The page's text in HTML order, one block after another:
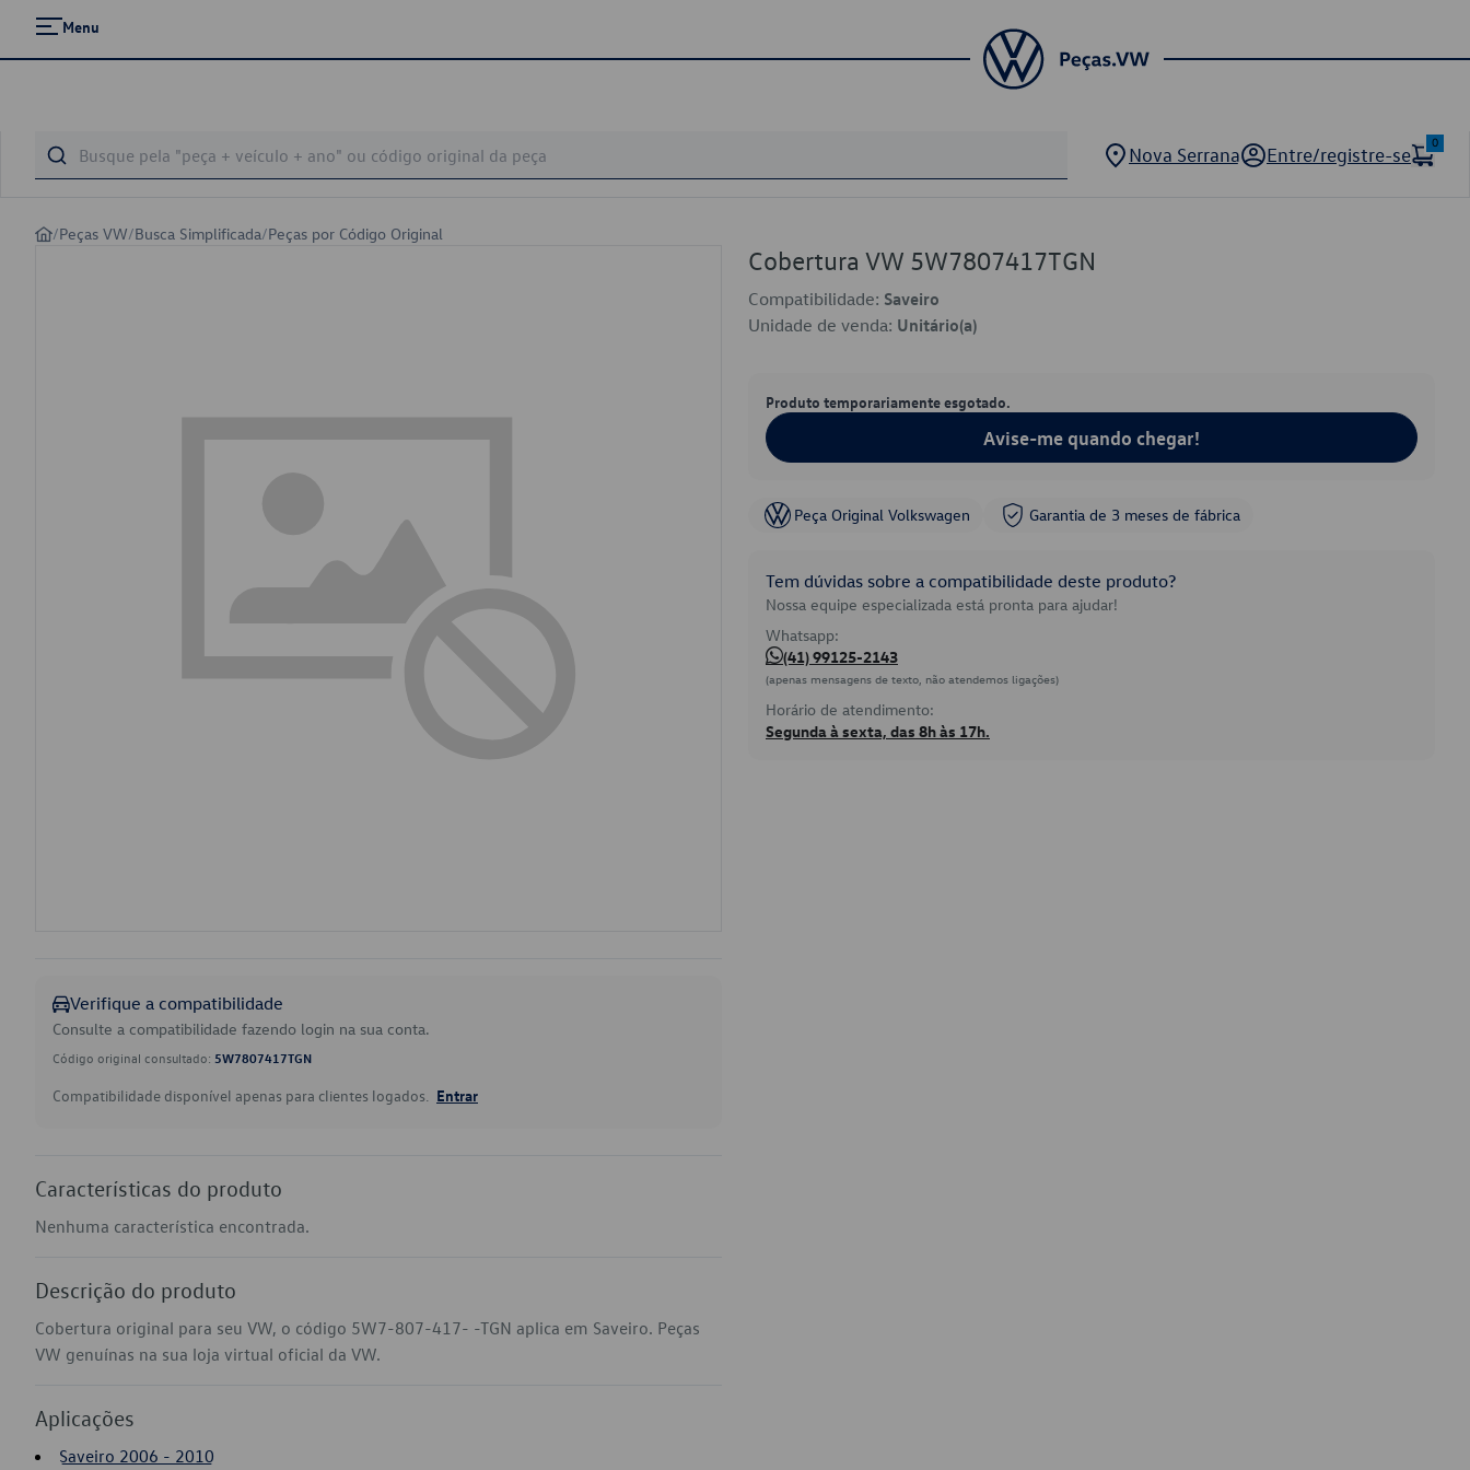
Menu
Nova Serrana Entre/registre-se
0
/Peças VW/Busca Simplificada/Peças por Código Original
Verifique a compatibilidade
Consulte a compatibilidade fazendo login na sua conta.
Código original consultado: 5W7807417TGN
Compatibilidade disponível apenas para clientes logados. Entrar
Características do produto
Nenhuma característica encontrada.
Descrição do produto
Cobertura original para seu VW, o código 5W7-807-417- -TGN aplica em Saveiro. Peças
VW genuínas na sua loja virtual oficial da VW.
Aplicações
Saveiro 2006 - 2010
Cobertura VW 5W7807417TGN
Compatibilidade: Saveiro
Unidade de venda: Unitário(a)
Produto temporariamente esgotado.
Avise-me quando chegar!
Peça Original Volkswagen Garantia de 3 meses de fábrica
Tem dúvidas sobre a compatibilidade deste produto?
Nossa equipe especializada está pronta para ajudar!
Whatsapp:
(41) 99125-2143
(apenas mensagens de texto, não atendemos ligações)
Horário de atendimento:
Segunda à sexta, das 8h às 17h.